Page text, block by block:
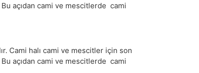
açıdan cami ve mescitlerde cami
Cami halı cami ve mescitler için son
açıdan cami ve mescitlerde cami